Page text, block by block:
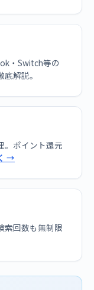
・Switch等の
解説。
。ポイント還元
→
索回数も無制限